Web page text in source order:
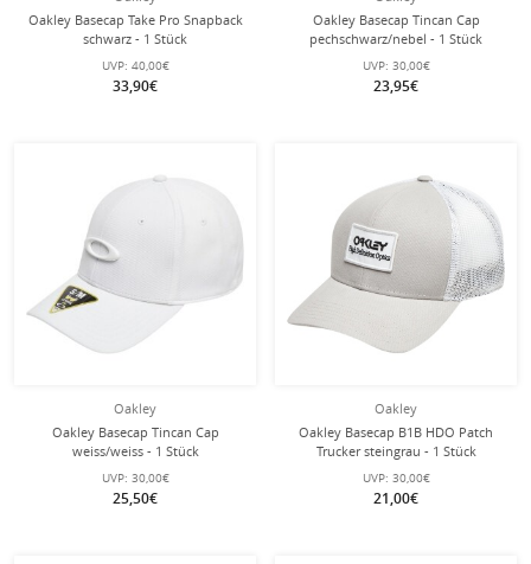
Oakley Basecap Take Pro Snapback
schwarz - 1 Stück
UVP: 40,00€
33,90€
Oakley Basecap Tincan Cap
pechschwarz/nebel - 1 Stück
UVP: 30,00€
23,95€
Oakley
Oakley Basecap Tincan Cap
weiss/weiss - 1 Stück
UVP: 30,00€
25,50€
Oakley
Oakley Basecap B1B HDO Patch
Trucker steingrau - 1 Stück
UVP: 30,00€
21,00€